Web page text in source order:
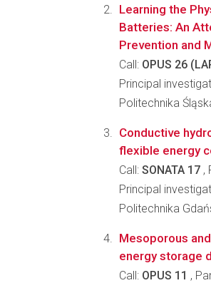
Learning the
Batteries: An
Prevention and
Call: OPUS 26
Principal
Politechnika
Conductive
flexible energy
Call: SONATA 17 ,
Principal
Politechnika
Mesoporous
energy storage
Call: OPUS 11 ,